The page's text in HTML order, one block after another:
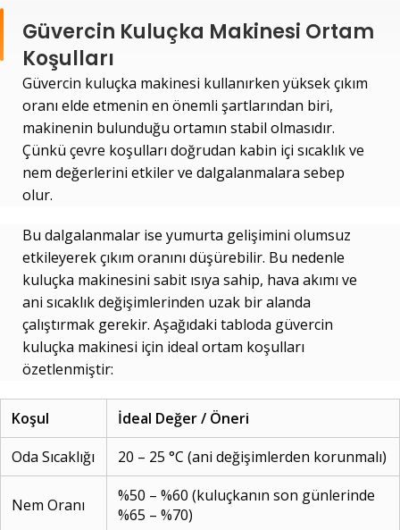
Güvercin Kuluçka Makinesi Ortam
Koşulları
Güvercin kuluçka makinesi kullanırken yüksek çıkım
oranı elde etmenin en önemli şartlarından biri,
makinenin bulunduğu ortamın stabil olmasıdır.
Çünkü çevre koşulları doğrudan kabin içi sıcaklık ve
nem değerlerini etkiler ve dalgalanmalara sebep
olur.
Bu dalgalanmalar ise yumurta gelişimini olumsuz
etkileyerek çıkım oranını düşürebilir. Bu nedenle
kuluçka makinesini sabit ısıya sahip, hava akımı ve
ani sıcaklık değişimlerinden uzak bir alanda
çalıştırmak gerekir. Aşağıdaki tabloda güvercin
kuluçka makinesi için ideal ortam koşulları
özetlenmiştir:
Koşul
İdeal Değer / Öneri
Oda Sıcaklığı
20 – 25 °C (ani değişimlerden korunmalı)
Nem Oranı
%50 – %60 (kuluçkanın son günlerinde
%65 – %70)